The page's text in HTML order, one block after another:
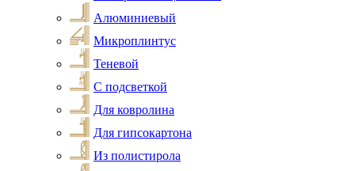
Алюминиевый
Микроплинтус
Теневой
С подсветкой
Для ковролина
Для гипсокартона
Из полистирола